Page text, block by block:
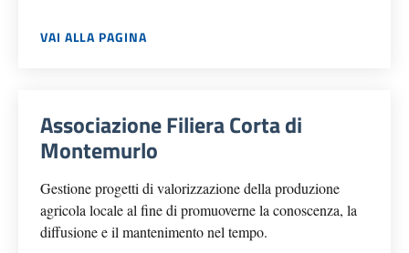
VAI ALLA PAGINA
Associazione Filiera Corta di
Montemurlo
Gestione progetti di valorizzazione della produzione
agricola locale al fine di promuoverne la conoscenza, la
diffusione e il mantenimento nel tempo.